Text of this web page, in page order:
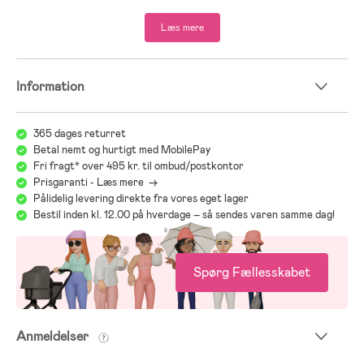
Læs mere
Information
365 dages returret
Betal nemt og hurtigt med MobilePay
Fri fragt* over 495 kr. til ombud/postkontor
Prisgaranti - Læs mere ->
Pålidelig levering direkte fra vores eget lager
Bestil inden kl. 12.00 på hverdage – så sendes varen samme dag!
Spørg Fællesskabet
Anmeldelser